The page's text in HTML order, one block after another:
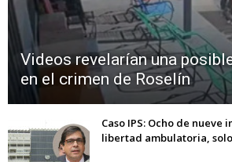
Videos revelarían una
en el crimen de Roselín
Caso IPS: Ocho de nueve
libertad ambulatoria,